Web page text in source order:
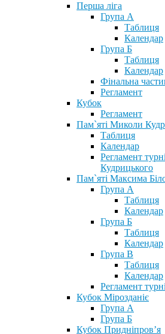
Перша ліга
Група А
Таблиця
Календар
Група Б
Таблиця
Календар
Фінальна
Регламент
Кубок
Регламент
Пам`яті Миколи
Таблиця
Календар
Регламент
Кудрицького
Пам`яті Максима
Група А
Таблиця
Календар
Група Б
Таблиця
Календар
Група В
Таблиця
Календар
Регламент
Кубок Мірозданіє
Група А
Група Б
Кубок Придніпров’я